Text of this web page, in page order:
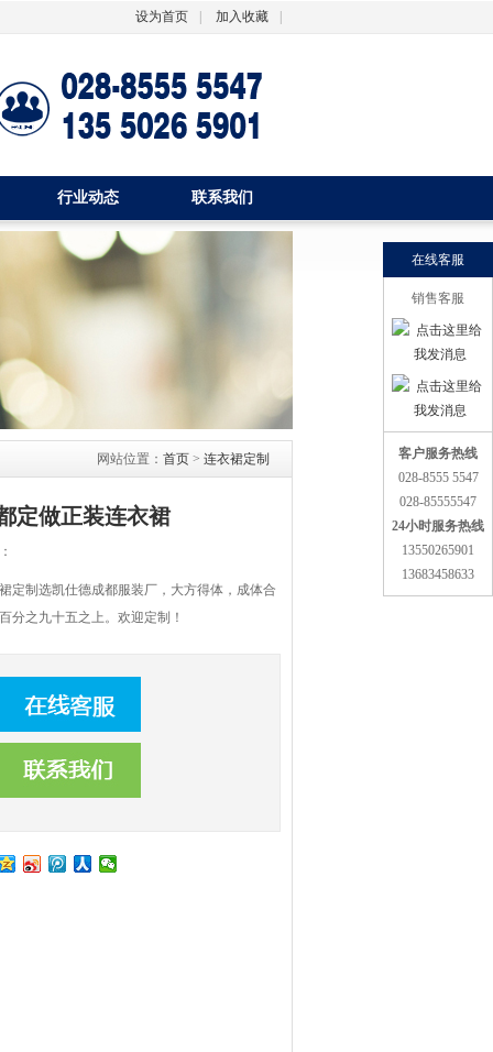
设为首页 加入收藏
行业动态 联系我们
网站位置： 首页 > 连衣裙定制
定做正装连衣裙
定制选凯仕德成都服装厂，大方得体，成体合
分之九十五之上。欢迎定制！
在线客服
销售客服
客户服务热线
028-8555 5547
028-85555547
24小时服务热线
13550265901
13683458633